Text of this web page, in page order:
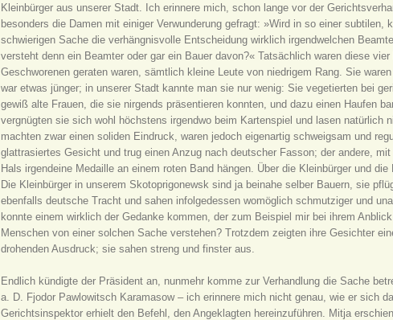
Kleinbürger aus unserer Stadt. Ich erinnere mich, schon lange vor der
besonders die Damen mit einiger Verwunderung gefragt: »Wird in so einer subtilen,
schwierigen Sache die verhängnisvolle Entscheidung wirklich irgendwelchen
versteht denn ein Beamter oder gar ein Bauer davon?« Tatsächlich waren diese
Geschworenen geraten waren, sämtlich kleine Leute von niedrigem Rang. Sie
war etwas jünger; in unserer Stadt kannte man sie nur wenig: Sie vegetierten bei
gewiß alte Frauen, die sie nirgends präsentieren konnten, und dazu einen Haufen
vergnügten sie sich wohl höchstens irgendwo beim Kartenspiel und lasen natürlich
machten zwar einen soliden Eindruck, waren jedoch eigenartig schweigsam und
glattrasiertes Gesicht und trug einen Anzug nach deutscher Fasson; der andere,
Hals irgendeine Medaille an einem roten Band hängen. Über die Kleinbürger und
Die Kleinbürger in unserem Skotoprigonewsk sind ja beinahe selber Bauern, sie
ebenfalls deutsche Tracht und sahen infolgedessen womöglich schmutziger und
konnte einem wirklich der Gedanke kommen, der zum Beispiel mir bei ihrem
Menschen von einer solchen Sache verstehen? Trotzdem zeigten ihre Gesichter
drohenden Ausdruck; sie sahen streng und finster aus.
Endlich kündigte der Präsident an, nunmehr komme zur Verhandlung die Sache
a. D. Fjodor Pawlowitsch Karamasow – ich erinnere mich nicht genau, wie er sich
Gerichtsinspektor erhielt den Befehl, den Angeklagten hereinzuführen. Mitja